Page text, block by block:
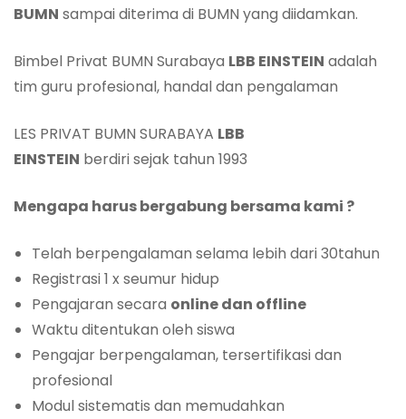
BUMN sampai diterima di BUMN yang diidamkan.
Bimbel Privat BUMN Surabaya LBB EINSTEIN adalah
tim guru profesional, handal dan pengalaman
LES PRIVAT BUMN SURABAYA LBB
EINSTEIN berdiri sejak tahun 1993
Mengapa harus bergabung bersama kami ?
Telah berpengalaman selama lebih dari 30tahun
Registrasi 1 x seumur hidup
Pengajaran secara online dan offline
Waktu ditentukan oleh siswa
Pengajar berpengalaman, tersertifikasi dan
profesional
Modul sistematis dan memudahkan